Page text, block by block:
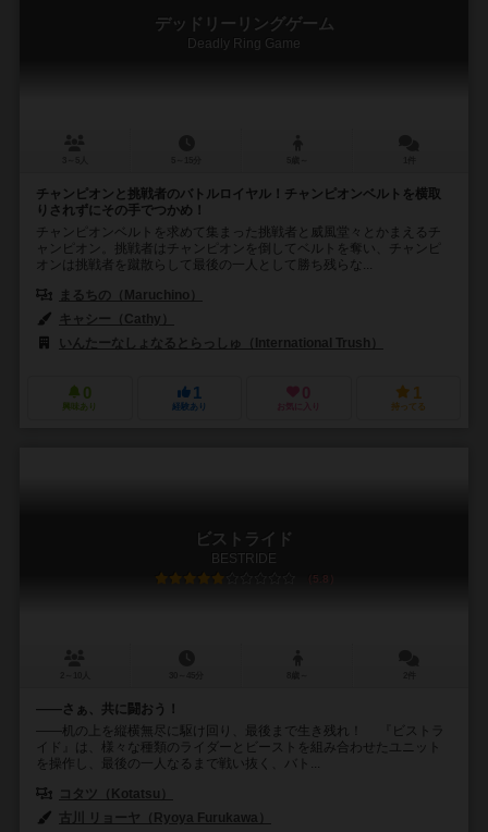
デッドリーリングゲーム
Deadly Ring Game
チャンピオンと挑戦者のバトルロイヤル！チャンピオンベルトを横取
りされずにその手でつかめ！
チャンピオンベルトを求めて集まった挑戦者と威風堂々とかまえるチ
ャンピオン。挑戦者はチャンピオンを倒してベルトを奪い、チャンピ
オンは挑戦者を蹴散らして最後の一人として勝ち残らな...
まるちの（Maruchino）
キャシー（Cathy）
いんたーなしょなるとらっしゅ（International Trush）
0
興味あり
1
経験あり
0
お気に入り
1
持ってる
ビストライド
BESTRIDE
5.8
――さぁ、共に闘おう！
――机の上を縦横無尽に駆け回り、最後まで生き残れ！ 『ビストラ
イド』は、様々な種類のライダーとビーストを組み合わせたユニット
を操作し、最後の一人なるまで戦い抜く、バト...
コタツ（Kotatsu）
古川 リョーヤ（Ryoya Furukawa）